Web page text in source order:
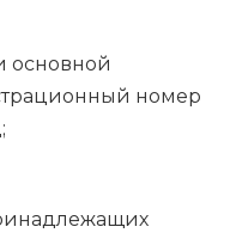
основной
номер